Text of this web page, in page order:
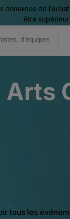
de
être
tous les